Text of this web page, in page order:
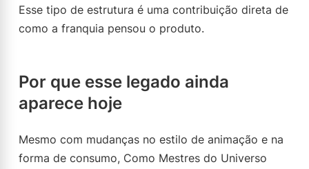
Esse tipo de estrutura é uma contribuição direta de
como a franquia pensou o produto.
Por que esse legado ainda
aparece hoje
Mesmo com mudanças no estilo de animação e na
forma de consumo, Como Mestres do Universo